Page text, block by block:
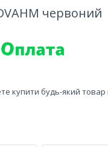
червоний
купити будь-який